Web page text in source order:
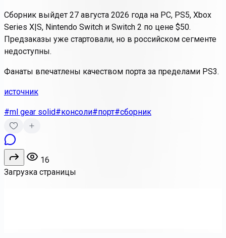
Сборник выйдет 27 августа 2026 года на PC, PS5, Xbox
Series X|S, Nintendo Switch и Switch 2 по цене $50.
Предзаказы уже стартовали, но в российском сегменте
недоступны.
Фанаты впечатлены качеством порта за пределами PS3.
источник
#ml gear solid#консоли#порт#сборник
16
Загрузка страницы